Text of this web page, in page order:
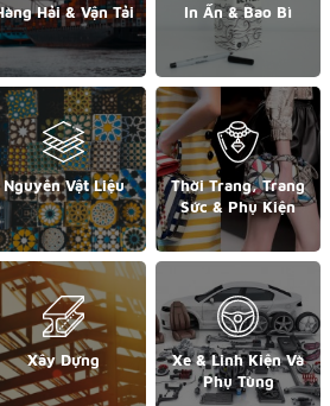
Hải & Vận Tải In Ấn & Bao Bì
Nguyên Vật Liệu
Thời Trang, Trang
Sức & Phụ Kiện
Xây Dựng
Xe & Linh Kiện Và
Phụ Tùng